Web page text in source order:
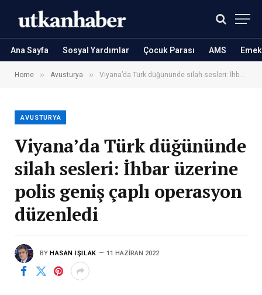
Ana Sayfa Sosyal Yardımlar Çocuk Parası AMS
Home » Avusturya » Viyana’da Türk düğününde silah sesleri: İhbar üzerine polis geniş çaplı operasyon düzenledi
AVUSTURYA
Viyana’da Türk düğününde
silah sesleri: İhbar üzerine
polis geniş çaplı operasyon
düzenledi
BY HASAN IŞILAK 11 HAZIRAN 2022